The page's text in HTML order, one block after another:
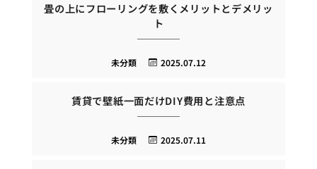
畳の上にフローリングを敷くメリットとデメリッ
ト
2025.07.12
未分類
賃貸で壁紙一面だけDIY費用と注意点
2025.07.11
未分類